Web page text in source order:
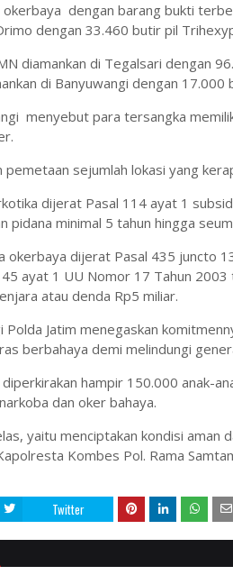
dengan barang bukti
dengan 33.460 butir pil
diamankan di Tegalsari dengan
di Banyuwangi dengan
menyebut para tersangka
pemetaan sejumlah lokasi yang
dijerat Pasal 114 ayat 1
pidana minimal 5 tahun hingga
okerbaya dijerat Pasal 435 juncto
ayat 1 UU Nomor 17 Tahun 2003
atau denda Rp5 miliar.
Polda Jatim menegaskan
berbahaya demi melindungi
hampir 150.000 anak-
dan oker bahaya.
yaitu menciptakan kondisi aman
Kombes Pol. Rama
Twitter